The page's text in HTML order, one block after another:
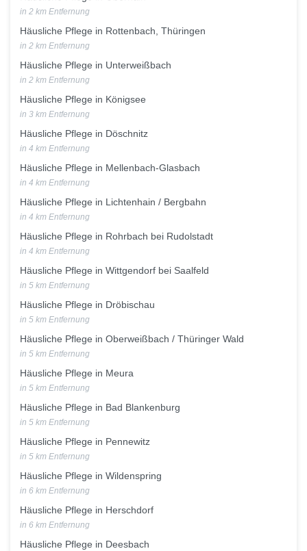
in 2 km Entfernung
Häusliche Pflege in Rottenbach, Thüringen
in 2 km Entfernung
Häusliche Pflege in Unterweißbach
in 2 km Entfernung
Häusliche Pflege in Königsee
in 3 km Entfernung
Häusliche Pflege in Döschnitz
in 4 km Entfernung
Häusliche Pflege in Mellenbach-Glasbach
in 4 km Entfernung
Häusliche Pflege in Lichtenhain / Bergbahn
in 4 km Entfernung
Häusliche Pflege in Rohrbach bei Rudolstadt
in 4 km Entfernung
Häusliche Pflege in Wittgendorf bei Saalfeld
in 5 km Entfernung
Häusliche Pflege in Dröbischau
in 5 km Entfernung
Häusliche Pflege in Oberweißbach / Thüringer Wald
in 5 km Entfernung
Häusliche Pflege in Meura
in 5 km Entfernung
Häusliche Pflege in Bad Blankenburg
in 5 km Entfernung
Häusliche Pflege in Pennewitz
in 5 km Entfernung
Häusliche Pflege in Wildenspring
in 6 km Entfernung
Häusliche Pflege in Herschdorf
in 6 km Entfernung
Häusliche Pflege in Deesbach